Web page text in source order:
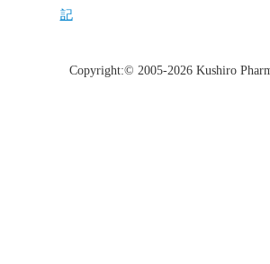
Copyright:© 2005-2026 Kushiro